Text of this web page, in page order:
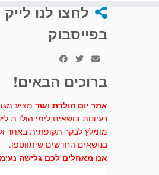
לחצו לנו לייק
בפייסבוק
ברוכים הבאים!
אתר יום הולדת ועוד מציע
רעיונות ונושאים לימי הולדת
מומלץ לבקר תקופתית באתר
בנושאים החדשים שיתווספו.
אנו מאחלים לכם גלישה